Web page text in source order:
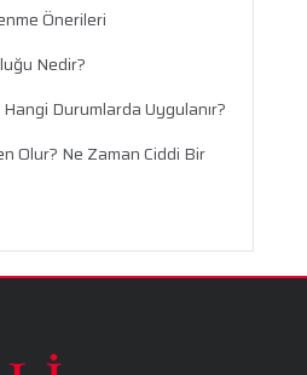
Önerileri
Nedir?
Durumlarda Uygulanır?
Olur? Ne Zaman Ciddi Bir